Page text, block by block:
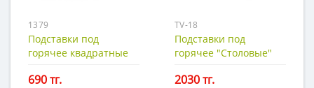
1379
Подставки под
горячее квадратные
690 тг.
TV-18
Подставки под
горячее "Столовые"
2030 тг.